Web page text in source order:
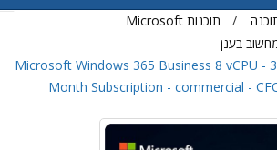
תוכנות Microsoft
Microsoft Windows 365 Business 8 vCPU -
Month Subscription - commercial -